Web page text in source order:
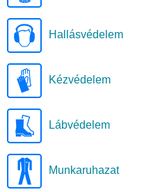
Hallásvédelem
Kézvédelem
Lábvédelem
Munkaruhazat